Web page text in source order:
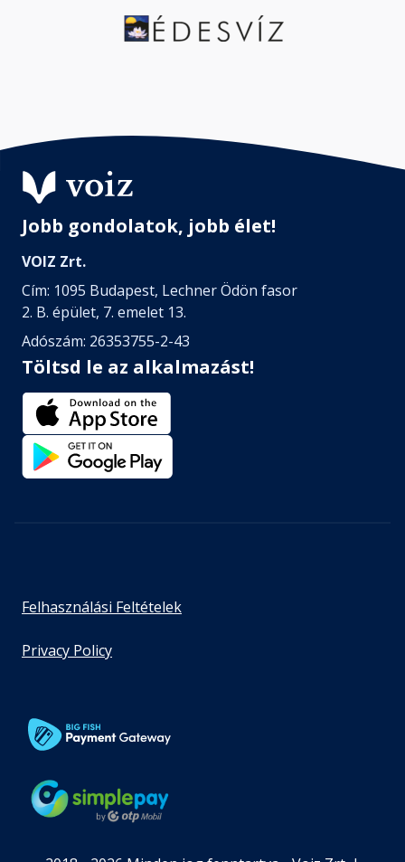
Jobb gondolatok, jobb élet!
VOIZ Zrt.
Cím: 1095 Budapest, Lechner Ödön fasor
2. B. épület, 7. emelet 13.
Adószám: 26353755-2-43
Töltsd le az alkalmazást!
Felhasználási Feltételek
Privacy Policy